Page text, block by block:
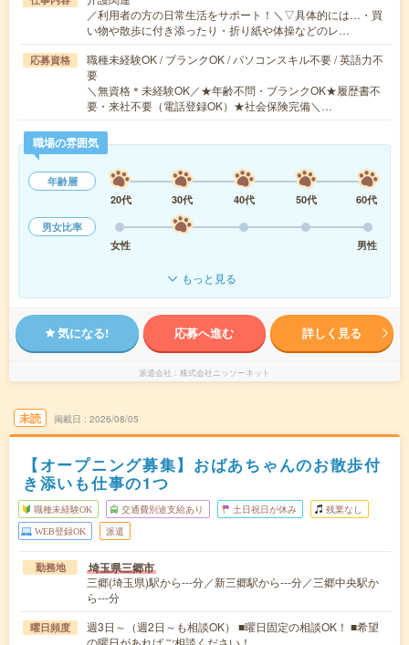
／利用者の方の日常生活をサポート！＼▽具体的には…・買
い物や散歩に付き添ったり・折り紙や体操などのレ…
応募資格
職種未経験OK / ブランクOK / パソコンスキル不要 / 英語力不
要
＼無資格＊未経験OK／★年齢不問・ブランクOK★履歴書不
要・来社不要（電話登録OK）★社会保険完備＼…
職場の雰囲気
年齢層
20代
30代 40代 50代
60代
男女比率
女性
男性
もっと見る
気になる! 応募へ進む 詳しく見る
派遣会社 株式会社ニッソーネット
未読 掲載日 2026/08/05
【オープニング募集】おばあちゃんのお散歩付
き添いも仕事の1つ
職種未経験OK 交通費別途支給あり 土日祝日が休み 残業なし
WEB登録OK 派遣
勤務地 埼玉県三郷市
三郷(埼玉県)駅から---分／新三郷駅から---分／三郷中央駅か
ら---分
曜日頻度
週3日～（週2日～も相談OK） ■曜日固定の相談OK！ ■希望